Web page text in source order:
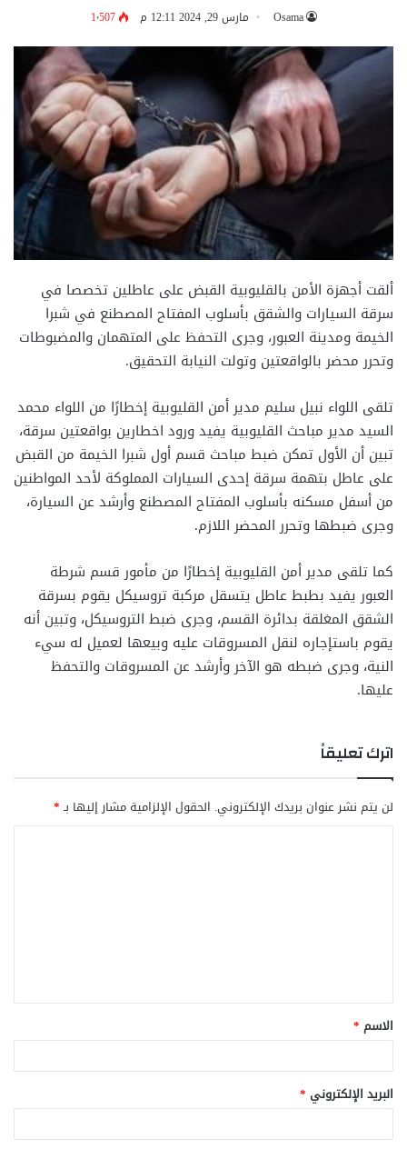
Osama مارس 29, 2024 12:11 م 1٬507
ألقت أجهزة الأمن بالقليوبية القبض على عاطلين تخصصا في
سرقة السيارات والشقق بأسلوب المفتاح المصطنع في شبرا
الخيمة ومدينة العبور، وجرى التحفظ على المتهمان والمضبوطات
وتحرر محضر بالواقعتين وتولت النيابة التحقيق.
تلقى اللواء نبيل سليم مدير أمن القليوبية إخطارًا من اللواء محمد
السيد مدير مباحث القليوبية يفيد ورود اخطارين بواقعتين سرقة،
تبين أن الأول تمكن ضبط مباحث قسم أول شبرا الخيمة من القبض
على عاطل بتهمة سرقة إحدى السيارات المملوكة لأحد المواطنين
من أسفل مسكنه بأسلوب المفتاح المصطنع وأرشد عن السيارة،
وجرى ضبطها وتحرر المحضر اللازم.
كما تلقى مدير أمن القليوبية إخطارًا من مأمور قسم شرطة
العبور يفيد بطبط عاطل يتسقل مركبة تروسيكل يقوم بسرقة
الشقق المغلقة بدائرة القسم، وجرى ضبط التروسيكل، وتبين أنه
يقوم باستإجاره لنقل المسروقات عليه وبيعها لعميل له سيء
النية، وجرى ضبطه هو الآخر وأرشد عن المسروقات والتحفظ
عليها.
اترك تعليقاً
لن يتم نشر عنوان بريدك الإلكتروني. الحقول الإلزامية مشار إليها بـ*
ق
*
الاسم *
البريد الإلكتروني *